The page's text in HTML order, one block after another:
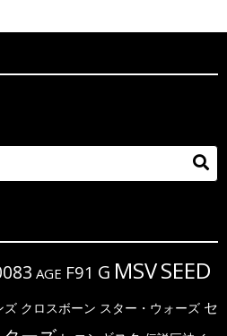
検
AGE F91 G MSVSEED
ズ クロスボーン スター・ウォーズ セ